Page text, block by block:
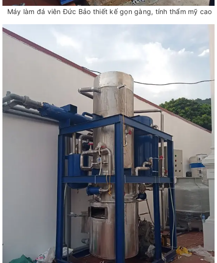
Máy làm đá viên Đức Bảo thiết kế gọn gàng, tính thẩm mỹ cao